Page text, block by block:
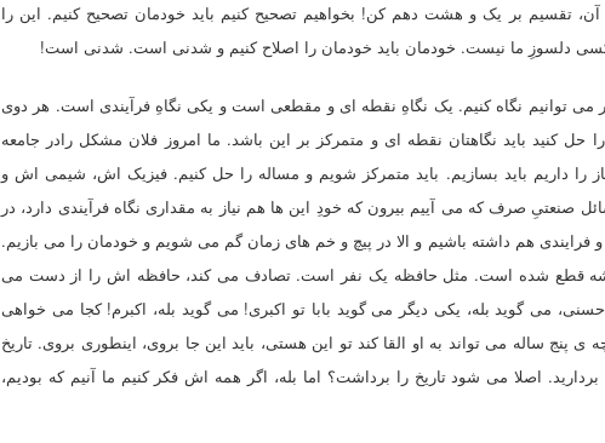
آن، تقسیم بر یک و هشت دهم کن! بخواهیم تصحیح کنیم باید خودمان تصحیح کنیم. این را
کسی دلسوزِ ما نیست. خودمان باید خودمان را اصلاح کنیم و شدنی است. شدنی است!
می توانیم نگاه کنیم. یک نگاهِ نقطه ای و مقطعی است و یکی نگاهِ فرآیندی است. هر دوی
کنید باید نگاهتان نقطه ای و متمرکز بر این باشد. ما امروز فلان مشکل رادر جامعه
را داریم باید بسازیم. باید متمرکز شویم و مساله را حل کنیم. فیزیک اش، شیمی اش و
صنعتیِ صرف که می آییم بیرون که خودِ این ها هم نیاز به مقداری نگاه فرآیندی دارد، در
و فرایندی هم داشته باشیم و الا در پیچ و خم های زمان گم می شویم و خودمان را می بازیم.
قطع شده است. مثل حافظه یک نفر است. تصادف می کند، حافظه اش را از دست می
می گوید بله، یکی دیگر می گوید بابا تو اکبری! می گوید بله، اکبرم! کجا می خواهی
ساله می تواند به او القا کند تو این هستی، باید این جا بروی، اینطوری بروی. تاریخ
اصلا می شود تاریخ را برداشت؟ اما بله، اگر همه اش فکر کنیم ما آنیم که بودیم،